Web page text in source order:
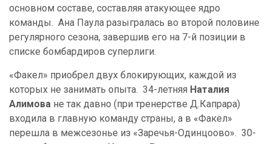
основном составе, составляя атакующее ядро
команды. Ана Паула разыгралась во второй половине
регулярного сезона, завершив его на 7-й позиции в
списке бомбардиров суперлиги.
«Факел» приобрел двух блокирующих, каждой из
которых не занимать опыта. 34-летняя Наталия
Алимова не так давно (при тренерстве Д.Капрара)
входила в главную команду страны, а в «Факел»
перешла в межсезонье из «Заречья-Одинцоово». 30-